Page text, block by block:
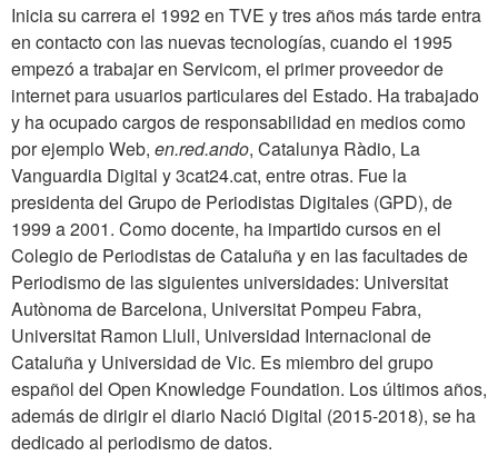
Inicia su carrera el 1992 en TVE y tres años más tarde entra
en contacto con las nuevas tecnologías, cuando el 1995
empezó a trabajar en Servicom, el primer proveedor de
internet para usuarios particulares del Estado. Ha trabajado
y ha ocupado cargos de responsabilidad en medios como
por ejemplo Web, en.red.ando, Catalunya Ràdio, La
Vanguardia Digital y 3cat24.cat, entre otras. Fue la
presidenta del Grupo de Periodistas Digitales (GPD), de
1999 a 2001. Como docente, ha impartido cursos en el
Colegio de Periodistas de Cataluña y en las facultades de
Periodismo de las siguientes universidades: Universitat
Autònoma de Barcelona, Universitat Pompeu Fabra,
Universitat Ramon Llull, Universidad Internacional de
Cataluña y Universidad de Vic. Es miembro del grupo
español del Open Knowledge Foundation. Los últimos años,
además de dirigir el diario Nació Digital (2015-2018), se ha
dedicado al periodismo de datos.